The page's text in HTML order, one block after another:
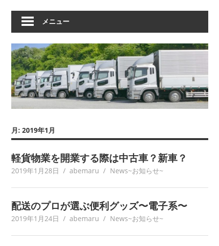
メニュー
月: 2019年1月
軽貨物業を開業する際は中古車？新車？
2019年1月28日 abemaru News~お知らせ~
配送のプロが選ぶ便利グッズ〜電子系〜
2019年1月24日 abemaru News~お知らせ~